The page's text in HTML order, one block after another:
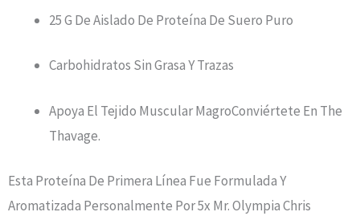
25 G De Aislado De Proteína De Suero Puro
Carbohidratos Sin Grasa Y Trazas
Apoya El Tejido Muscular MagroConviértete En The
Thavage.
Esta Proteína De Primera Línea Fue Formulada Y
Aromatizada Personalmente Por 5x Mr. Olympia Chris